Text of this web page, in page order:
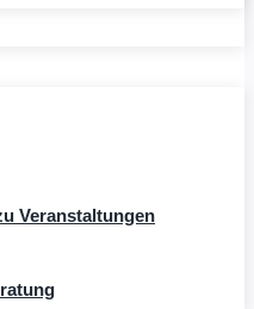
Veranstaltungen